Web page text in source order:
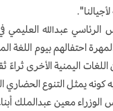
عبدالله العليمي
احتفالهم بيوم اللغة
اليمنية الأخرى ثراءً
كونه يمثل التنوع
معين عبدالملك